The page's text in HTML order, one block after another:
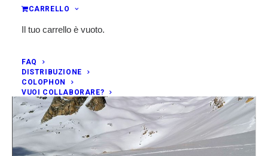
CARRELLO
Il tuo carrello è vuoto.
FAQ
DISTRIBUZIONE
COLOPHON
VUOI COLLABORARE?